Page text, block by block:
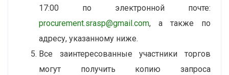
17:00 по электронной почте:
procurement.srasp@gmail.com, а также по
адресу, указанному ниже.
Все заинтересованные участники торгов
могут получить копию запроса